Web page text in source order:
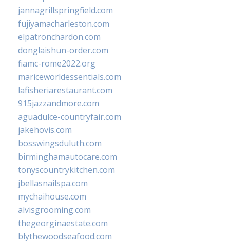
jannagrillspringfield.com
fujiyamacharleston.com
elpatronchardon.com
donglaishun-order.com
fiamc-rome2022.org
mariceworldessentials.com
lafisheriarestaurant.com
915jazzandmore.com
aguadulce-countryfair.com
jakehovis.com
bosswingsduluth.com
birminghamautocare.com
tonyscountrykitchen.com
jbellasnailspa.com
mychaihouse.com
alvisgrooming.com
thegeorginaestate.com
blythewoodseafood.com